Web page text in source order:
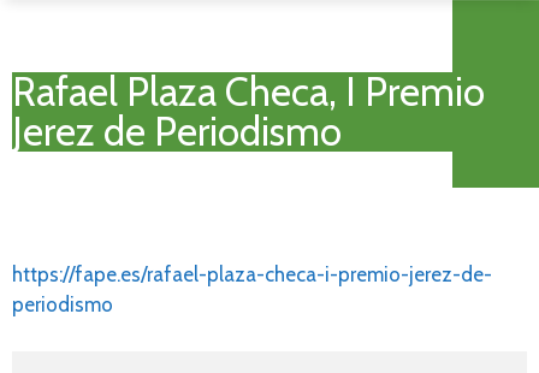
Rafael Plaza Checa, I Premio
Jerez de Periodismo
https://fape.es/rafael-plaza-checa-i-premio-jerez-de-
periodismo